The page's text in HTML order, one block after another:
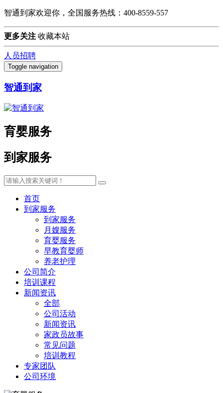
智通到家欢迎你，全国服务热线：400-8559-557
更多关注 收藏本站
人员招聘
Toggle navigation
智通到家
育婴服务
到家服务
首页
到家服务
到家服务
月嫂服务
育婴服务
早教育婴师
养老护理
公司简介
培训课程
新闻资讯
全部
公司活动
新闻资讯
家政员故事
常见问题
培训教程
专家团队
公司环境